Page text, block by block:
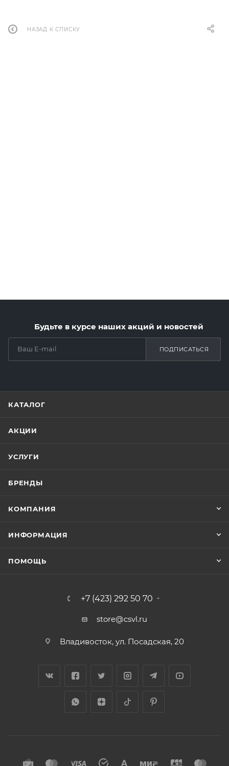
НАЗАД К СПИСКУ
Будьте в курсе наших акций и новостей
ПОДПИСАТЬСЯ
КАТАЛОГ
АКЦИИ
УСЛУГИ
БРЕНДЫ
КОМПАНИЯ
ИНФОРМАЦИЯ
ПОМОЩЬ
+7 (423) 292 50 70
store@csvl.ru
Владивосток, ул. Посадская, 20